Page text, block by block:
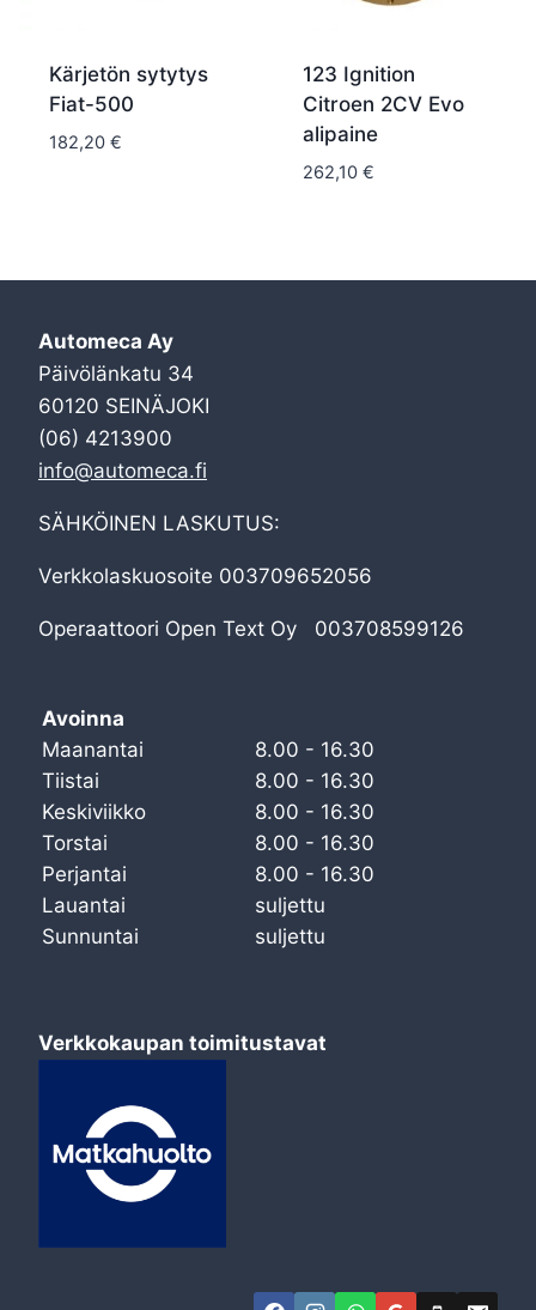
Kärjetön sytytys
Fiat-500
182,20 €
123 Ignition
Citroen 2CV Evo
alipaine
262,10 €
Automeca Ay
Päivölänkatu 34
60120 SEINÄJOKI
(06) 4213900
info@automeca.fi
SÄHKÖINEN LASKUTUS:
Verkkolaskuosoite 003709652056
Operaattoori Open Text Oy 003708599126
Avoinna
Maanantai
8.00 - 16.30
Tiistai
8.00 - 16.30
Keskiviikko
8.00 - 16.30
Torstai
8.00 - 16.30
Perjantai
8.00 - 16.30
Lauantai
suljettu
Sunnuntai
suljettu
Verkkokaupan toimitustavat